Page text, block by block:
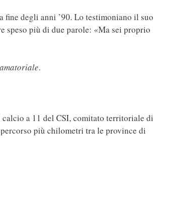
fine degli anni ’90. Lo testimoniano il suo
speso più di due parole: «Ma sei proprio
.
a 11 del CSI, comitato territoriale di
più chilometri tra le province di